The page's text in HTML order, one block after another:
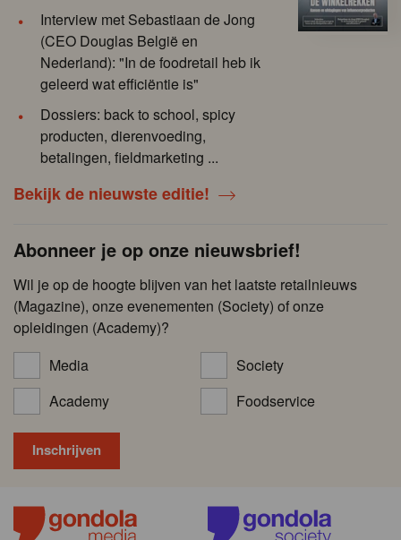
Interview met Sebastiaan de Jong
(CEO Douglas België en
Nederland): "In de foodretail heb ik
geleerd wat efficiëntie is"
Dossiers: back to school, spicy
producten, dierenvoeding,
betalingen, fieldmarketing ...
Bekijk de nieuwste editie!
Abonneer je op onze nieuwsbrief!
Wil je op de hoogte blijven van het laatste retailnieuws
(Magazine), onze evenementen (Society) of onze
opleidingen (Academy)?
Media
Society
Academy
Foodservice